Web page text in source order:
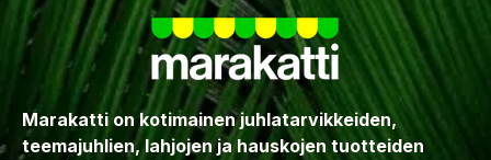
Marakatti on kotimainen juhlatarvikkeiden,
teemajuhlien, lahjojen ja hauskojen tuotteiden